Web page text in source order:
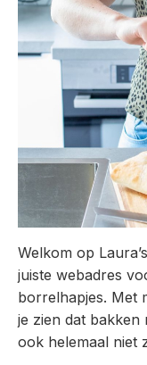
Welkom op
juiste webadres
borrelhapjes. Met
je zien dat bakken
ook helemaal niet